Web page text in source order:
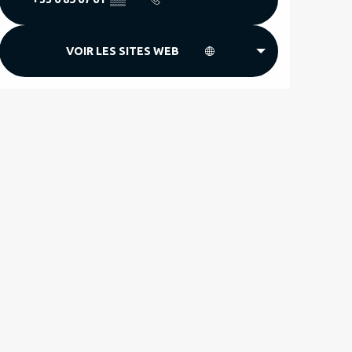
VOIR LES SITES WEB